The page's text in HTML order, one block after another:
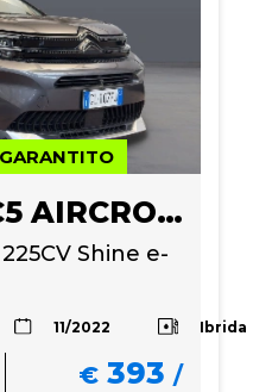
CITROEN C5 AIRCROSS
Shine e-
11/2022 Ibrida
€ 393 /